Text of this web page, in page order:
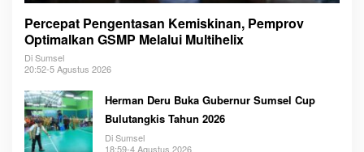
Percepat Pengentasan Kemiskinan, Pemprov
Optimalkan GSMP Melalui Multihelix
Di Sumsel
20:52-5 Agustus 2026
Herman Deru Buka Gubernur Sumsel Cup
Bulutangkis Tahun 2026
Di Sumsel
18:59-4 Agustus 2026